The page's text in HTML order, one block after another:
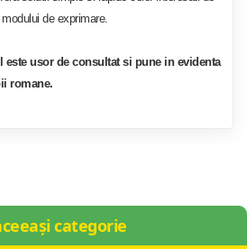
de exprimare.
este usor de consultat si pune in evidenta
romane.
categorie